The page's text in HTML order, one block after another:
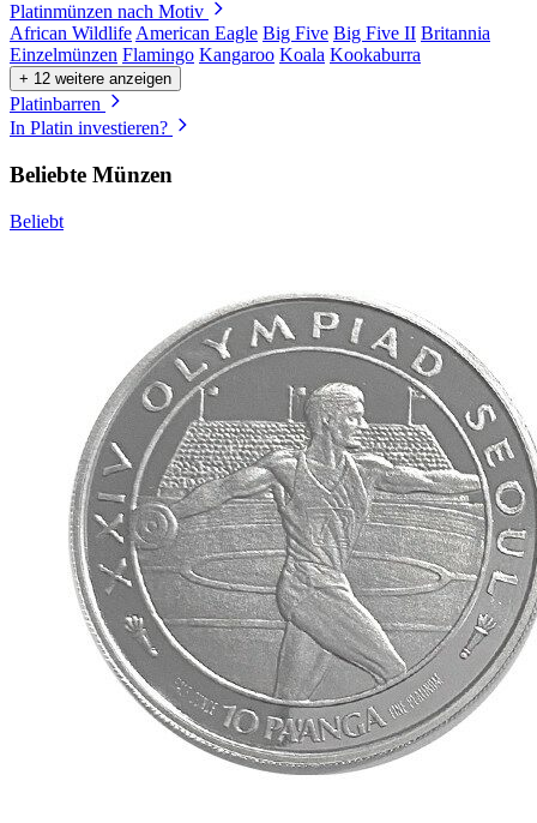
Platinmünzen nach Motiv
African WildlifeAmerican Eagle Big Five Big Five II Britannia
Einzelmünzen Flamingo Kangaroo Koala Kookaburra
+ 12 weitere anzeigen
Platinbarren
In Platin investieren?
Beliebte Münzen
Beliebt